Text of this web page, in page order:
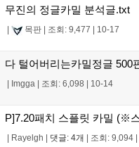
무진의 정글카밀 분석글.txt
목판 조회: 9,477 10-17
다 털어버리는카밀정글 500
Imgga 조회: 6,098 10-14
P]7.20패치 스플릿 카밀 (※
Rayelgh 댓글: 4개 조회: 9,094